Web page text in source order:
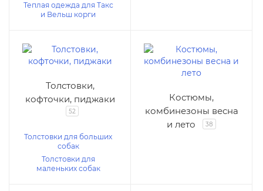
Теплая одежда для Такс
и Вельш корги
Толстовки,
кофточки, пиджаки
52
Толстовки для больших
собак
Толстовки для
маленьких собак
Костюмы,
комбинезоны весна
и лето
38